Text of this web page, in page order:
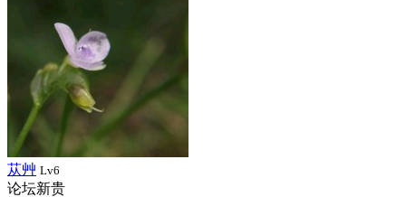
苁艸 Lv6
论坛新贵